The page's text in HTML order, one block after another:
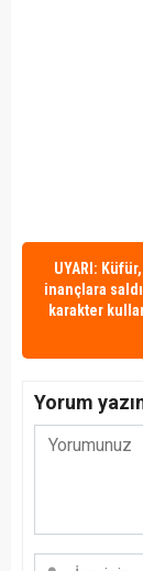
UYARI:
inançlara
karakter
Yorum